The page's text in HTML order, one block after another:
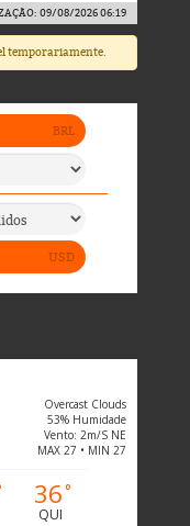
09/08/2026 06:19
temporariamente.
Overcast Clouds
53% Humidade
Vento: 2m/s NE
MAX 27 • MIN 27
36°
QUI